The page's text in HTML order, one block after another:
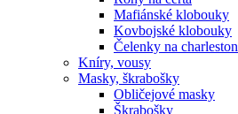
Mafiánské klobouky
Kovbojské klobouky
Čelenky na charleston
Kníry, vousy
Masky, škrabošky
Obličejové masky
Škrabošky